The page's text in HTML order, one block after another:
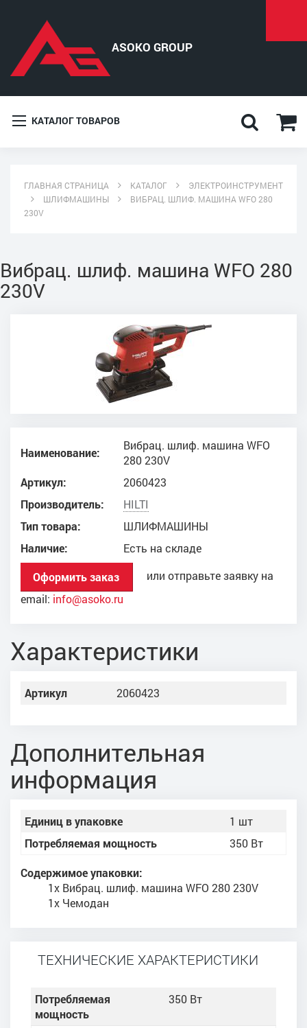
КАТАЛОГ ТОВАРОВ
ГЛАВНАЯ СТРАНИЦА КАТАЛОГ
ЭЛЕКТРОИНСТРУМЕНТ
ШЛИФМАШИНЫ
ВИБРАЦ. ШЛИФ. МАШИНА WFO 280
230V
Вибрац. шлиф. машина WFO 280
230V
Наименование:
Вибрац. шлиф. машина WFO
280 230V
Артикул:
2060423
Производитель:
HILTI
Тип товара:
ШЛИФМАШИНЫ
Наличие:
Есть на складе
Оформить заказ
или отправьте заявку на
email: info@asoko.ru
Характеристики
Артикул 2060423
Дополнительная
информация
Единиц в упаковке
1 шт
Потребляемая мощность
350 Вт
Содержимое упаковки:
1x Вибрац. шлиф. машина WFO 280 230V
1x Чемодан
ТЕХНИЧЕСКИЕ ХАРАКТЕРИСТИКИ
Потребляемая
мощность
350 Вт